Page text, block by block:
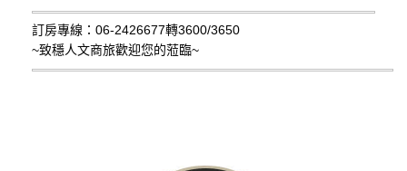
訂房專線：06-2426677轉3600/3650
~致穩人文商旅歡迎您的蒞臨~